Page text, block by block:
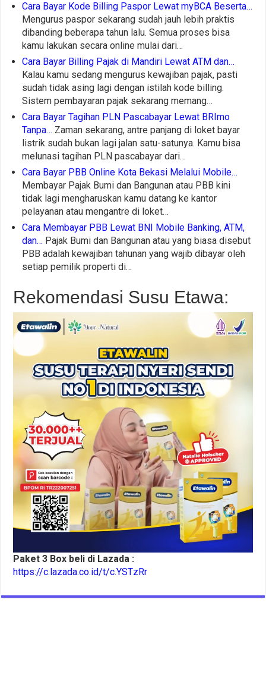
Cara Bayar Kode Billing Paspor Lewat myBCA Beserta…
Mengurus paspor sekarang sudah jauh lebih praktis
dibanding beberapa tahun lalu. Semua proses bisa
kamu lakukan secara online mulai dari…
Cara Bayar Billing Pajak di Mandiri Lewat ATM dan…
Kalau kamu sedang mengurus kewajiban pajak, pasti
sudah tidak asing lagi dengan istilah kode billing.
Sistem pembayaran pajak sekarang memang…
Cara Bayar Tagihan PLN Pascabayar Lewat BRImo
Tanpa… Zaman sekarang, antre panjang di loket bayar
listrik sudah bukan lagi jalan satu-satunya. Kamu bisa
melunasi tagihan PLN pascabayar dari…
Cara Bayar PBB Online Kota Bekasi Melalui Mobile…
Membayar Pajak Bumi dan Bangunan atau PBB kini
tidak lagi mengharuskan kamu datang ke kantor
pelayanan atau mengantre di loket…
Cara Membayar PBB Lewat BNI Mobile Banking, ATM,
dan… Pajak Bumi dan Bangunan atau yang biasa disebut
PBB adalah kewajiban tahunan yang wajib dibayar oleh
setiap pemilik properti di…
Rekomendasi Susu Etawa:
Paket 3 Box beli di Lazada :
https://c.lazada.co.id/t/c.YSTzRr